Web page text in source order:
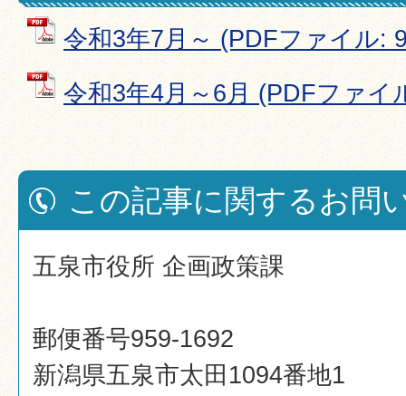
令和3年7月～ (PDFファイル:
令和3年4月～6月 (PDFファイ
この記事に関するお問
五泉市役所 企画政策課
郵便番号959-1692
新潟県五泉市太田1094番地1